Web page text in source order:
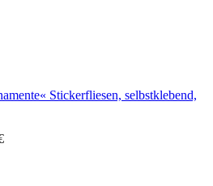
Stickerfliesen, selbstklebend,